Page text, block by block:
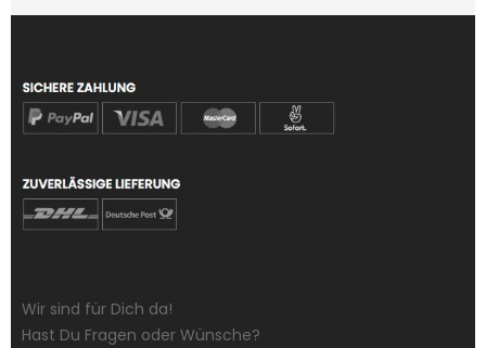
Wir sind für Dich da!
Hast Du Fragen oder Wünsche?